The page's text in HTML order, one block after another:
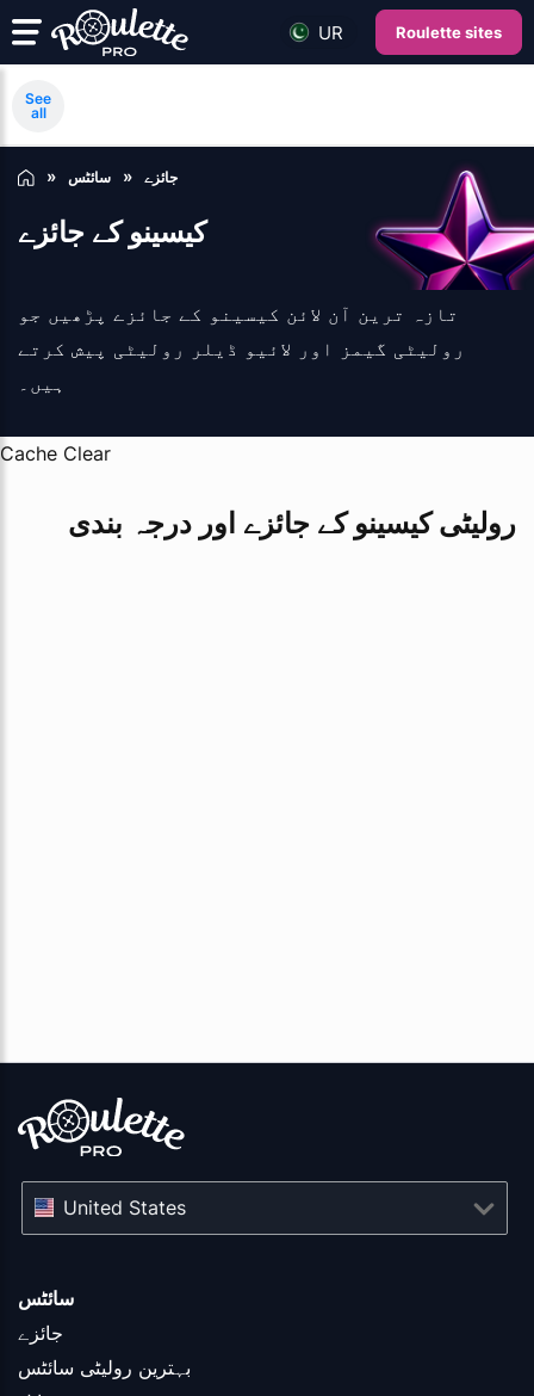
UR Roulette sites
See
all
سائٹس جائزے
کیسینو کے جائزے
تازہ ترین آن لائن کیسینو کے جائزے پڑھیں جو
رولیٹی گیمز اور لائیو ڈیلر رولیٹی پیش کرتے
ہیں۔
Cache Clear
رولیٹی کیسینو کے جائزے اور درجہ بندی
سائٹس
جائزے
بہترین رولیٹی سائٹس
United States